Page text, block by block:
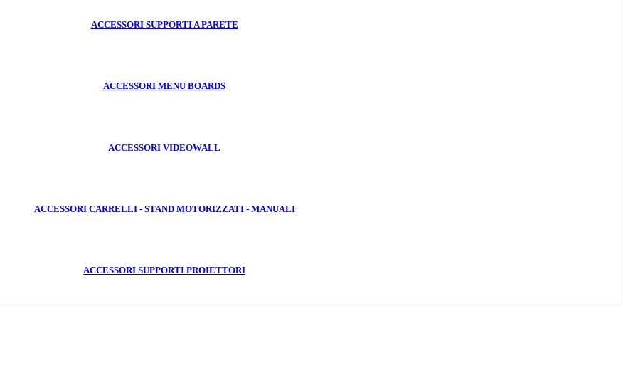
ACCESSORI SUPPORTI A PARETE
ACCESSORI MENU BOARDS
ACCESSORI VIDEOWALL
ACCESSORI CARRELLI - STAND MOTORIZZATI - MANUALI
ACCESSORI SUPPORTI PROIETTORI